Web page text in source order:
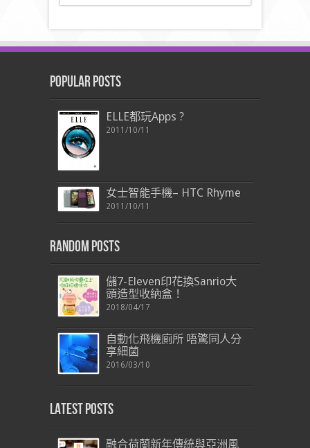
Popular Posts
ELLE都玩Apps ?
2011/10/11
女士智能手機– HTC Rhyme
2011/10/11
Random Posts
儲7-Eleven印花換Sanrio大
頭造型收納盒！
2018/04/17
自動化飛機廁所 唔驚同人分
享細菌
2016/03/10
Latest Posts
融合荷蘭新年傳統與亞洲風